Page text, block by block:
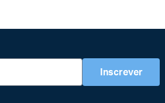
Inscrever